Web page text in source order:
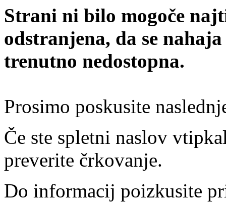
Strani ni bilo mogoče
odstranjena, da se
trenutno nedostopna.
Prosimo poskusite
Če ste spletni naslov
preverite črkovanje.
Do informacij poizkusite